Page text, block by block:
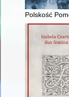
Polskość